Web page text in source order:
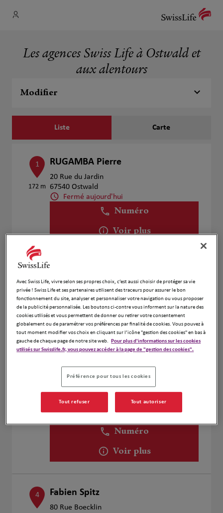
Les agences Swiss Life à Ostwald et
aux alentours
Modifier
Liste Carte
1
172 m
RUGAMBA Pierre
20 Rue du Jardin
67540 Ostwald
Fermé aujourd'hui
Numéro
Voir plus
4.3 km
3 Rue Des Cigognes
67960 Entzheim
Fermé aujourd'hui
Numéro
Voir plus
Numéro
Voir plus
4 Fabien Spitz
80 Rue Boecklin
Avec Swiss Life, vivre selon ses propres choix, c’est aussi choisir de protéger sa vie
privée ! Swiss Life et ses partenaires utilisent des traceurs pour assurer le bon
fonctionnement du site, analyser et personnaliser votre navigation ou vous proposer
de la publicité personnalisée. Les boutons ci-contre vous informent sur la nature des
cookies utilisés et vous permettent de donner ou retirer votre consentement
globalement ou de paramétrer vos préférences par finalité de cookies. Vous pouvez à
tout moment modifier vos choix en cliquant sur l’icône "gestion des cookies" en bas à
gauche de chaque page de notre site web. Pour plus d'informations sur les cookies
utilisés sur Swisslife.fr, vous pouvez accéder à la page de "gestion des cookies".
Préférence pour tous les cookies
Tout refuser Tout autoriser